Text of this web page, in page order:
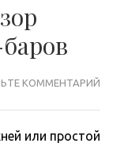
КОММЕНТАРИЙ
или простой